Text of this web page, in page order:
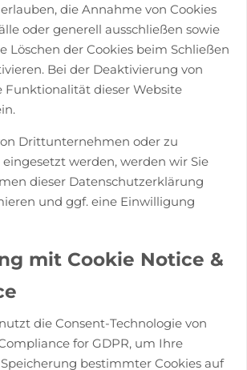
die Annahme von Cookies
oder generell ausschließen sowie
Löschen der Cookies beim Schließen
Bei der Deaktivierung von
Funktionalität dieser Website
Drittunternehmen oder zu
werden, werden wir Sie
dieser Datenschutzerklärung
und ggf. eine Einwilligung
mit Cookie Notice &
die Consent-Technologie von
for GDPR, um Ihre
bestimmter Cookies auf